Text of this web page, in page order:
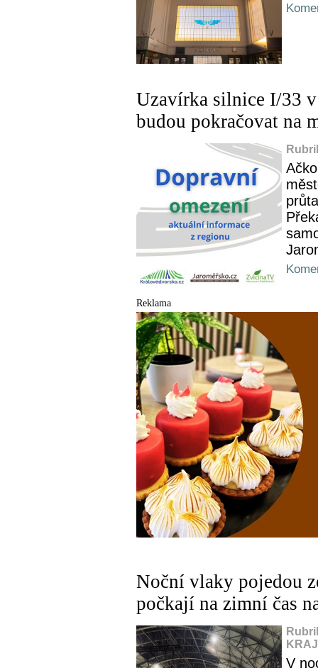
Uzavírka silnice I/33
budou pokračovat na
Reklama
Noční vlaky pojedou
počkají na zimní čas
V